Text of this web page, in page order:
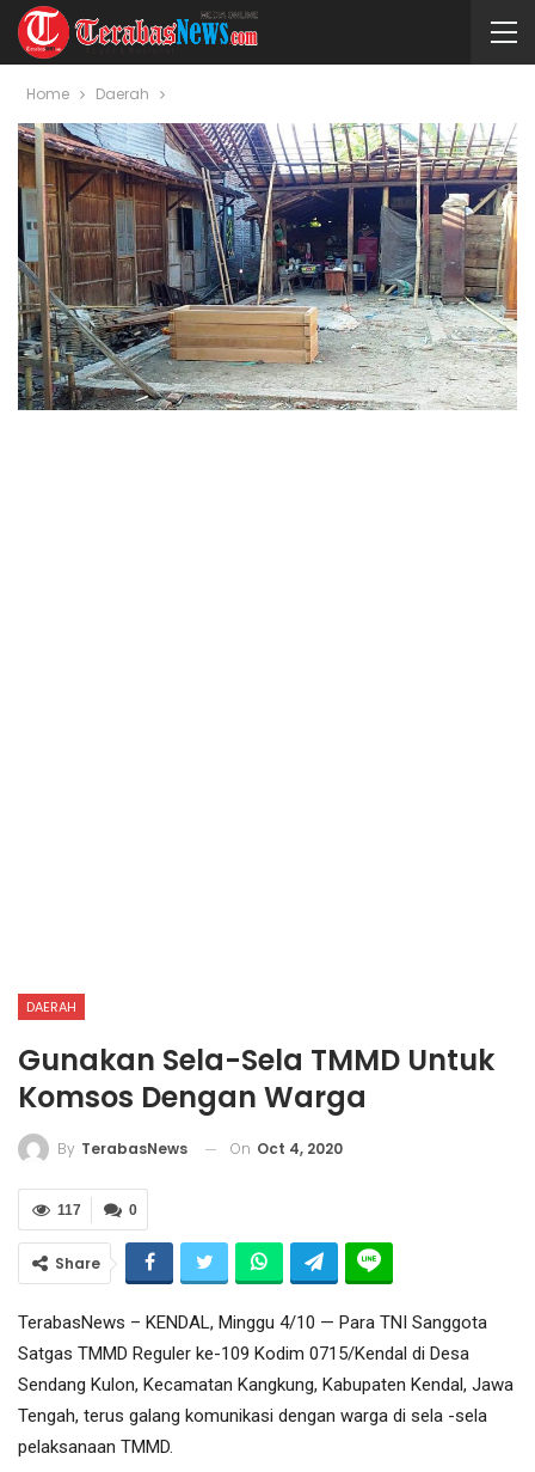
Home Daerah
DAERAH
Gunakan Sela-Sela TMMD Untuk
Komsos Dengan Warga
By TerabasNews On Oct 4, 2020
0
117
Share
TerabasNews – KENDAL, Minggu 4/10 — Para TNI Sanggota
Satgas TMMD Reguler ke-109 Kodim 0715/Kendal di Desa
Sendang Kulon, Kecamatan Kangkung, Kabupaten Kendal, Jawa
Tengah, terus galang komunikasi dengan warga di sela -sela
pelaksanaan TMMD.